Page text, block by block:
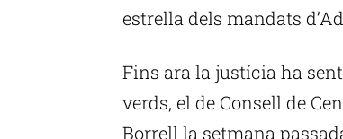
estrella dels mandats
Fins ara la justícia ha
verds, el de Consell de
Borrell la setmana